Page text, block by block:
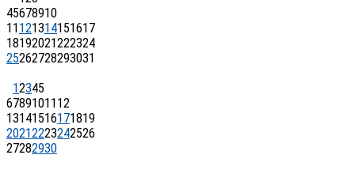
45678910
11 121314151617
18192021222324
25262728293031
12345
67891011 12
13141516171819
20212223242526
27282930